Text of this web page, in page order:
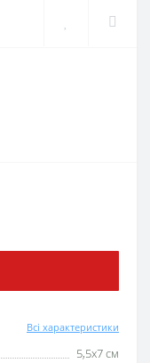
Всі характеристики
5,5х7 см